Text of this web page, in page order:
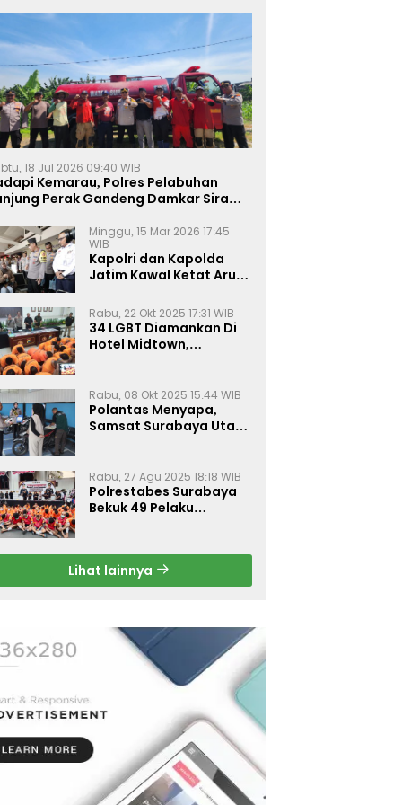
18 Jul 2026 09:40 WIB
Kemarau, Polres Pelabuhan
Perak Gandeng Damkar Siram
Minggu, 15 Mar 2026 17:45
WIB
Kapolri dan Kapolda
Jatim Kawal Ketat Arus
Rabu, 22 Okt 2025 17:31 WIB
34 LGBT Diamankan Di
Hotel Midtown,
Rabu, 08 Okt 2025 15:44 WIB
Polantas Menyapa,
Samsat Surabaya Utara
Rabu, 27 Agu 2025 18:18 WIB
Polrestabes Surabaya
Bekuk 49 Pelaku
Gratis
Lihat lainnya